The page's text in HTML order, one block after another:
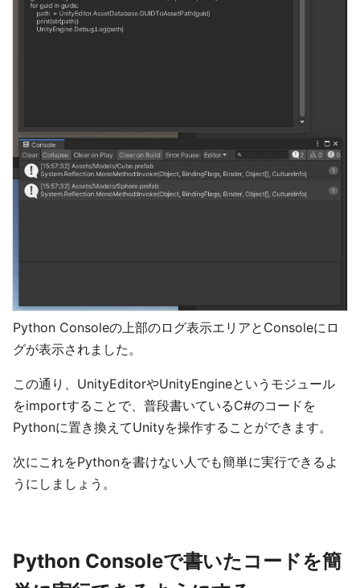
Python Consoleの上部のログ表示エリアとConsoleにロ
グが表示されました。
この通り、UnityEditorやUnityEngineというモジュール
をimportすることで、普段書いているC#のコードを
Pythonに置き換えてUnityを操作することができます。
次にこれをPythonを書けない人でも簡単に実行できるよ
うにしましょう。
Python Consoleで書いたコードを簡